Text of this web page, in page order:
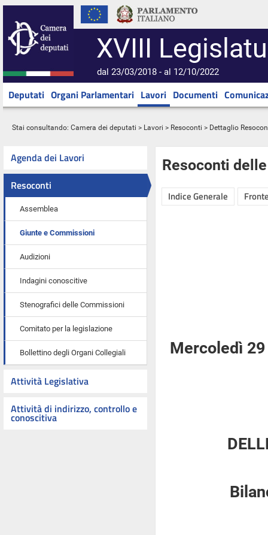
XVIII
dal 23/03/2018 - al 12/10/2022
Deputati Organi Parlamentari Lavori Documenti
Stai consultando: Camera dei deputati > Lavori > Resoconti > Dettaglio
Agenda dei Lavori
Resoconti
Assemblea
Giunte e Commissioni
Audizioni
Indagini conoscitive
Stenografici delle Commissioni
Comitato per la legislazione
Bollettino degli Organi Collegiali
Attività Legislativa
Attività di indirizzo, controllo e
conoscitiva
Resoconti
Indice Generale
Mercoledì